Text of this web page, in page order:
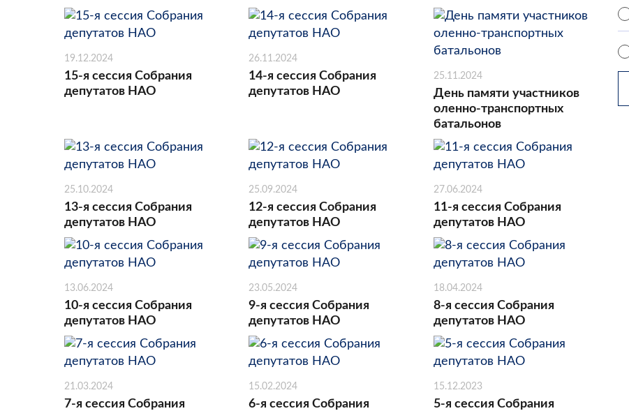
19.12.2024
15-я сессия Собрания
депутатов НАО
26.11.2024
14-я сессия Собрания
депутатов НАО
25.11.2024
День памяти участников
оленно-транспортных
батальонов
25.10.2024
13-я сессия Собрания
депутатов НАО
25.09.2024
12-я сессия Собрания
депутатов НАО
27.06.2024
11-я сессия Собрания
депутатов НАО
13.06.2024
10-я сессия Собрания
депутатов НАО
23.05.2024
9-я сессия Собрания
депутатов НАО
18.04.2024
8-я сессия Собрания
депутатов НАО
21.03.2024
7-я сессия Собрания
15.02.2024
6-я сессия Собрания
15.12.2023
5-я сессия Собрания